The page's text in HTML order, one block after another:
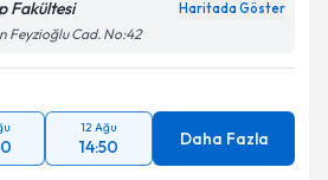
Fakültesi Haritada Göster
Feyzioğlu Cad. No:42
12 Ağu
14:50 Daha Fazla